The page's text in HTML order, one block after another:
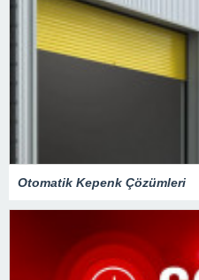
Otomatik Kepenk Çözümleri